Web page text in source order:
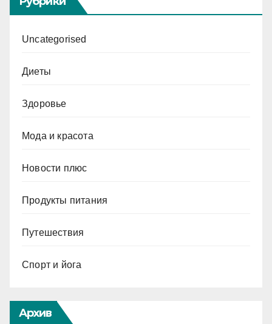
Uncategorised
Диеты
Здоровье
Мода и красота
Новости плюс
Продукты питания
Путешествия
Спорт и йога
Архив